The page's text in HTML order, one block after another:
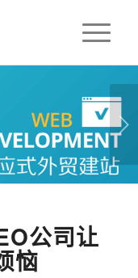
下一页
1 2
公司让
恼